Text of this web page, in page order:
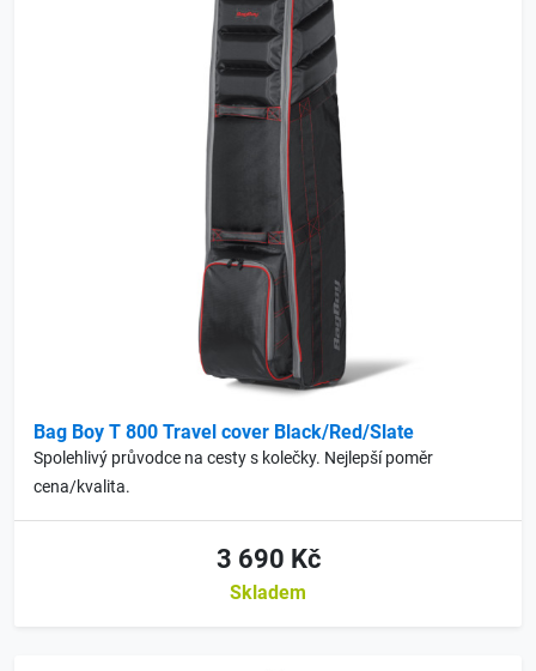
Bag Boy T 800 Travel cover Black/Red/Slate
Spolehlivý průvodce na cesty s kolečky. Nejlepší poměr
cena/kvalita.
3 690 Kč
Skladem